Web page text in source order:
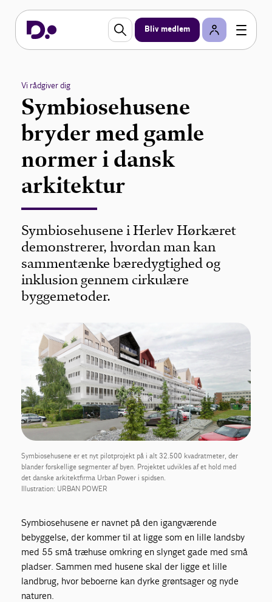
Bliv medlem
Vi rådgiver dig
Symbiosehusene
bryder med gamle
normer i dansk
arkitektur
Symbiosehusene i Herlev Hørkæret
demonstrerer, hvordan man kan
sammentænke bæredygtighed og
inklusion gennem cirkulære
byggemetoder.
Symbiosehusene er et nyt pilotprojekt på i alt 32.500 kvadratmeter, der
blander forskellige segmenter af byen. Projektet udvikles af et hold med
det danske arkitektfirma Urban Power i spidsen.
Illustration: URBAN POWER
Symbiosehusene er navnet på den igangværende
bebyggelse, der kommer til at ligge som en lille landsby
med 55 små træhuse omkring en slynget gade med små
pladser. Sammen med husene skal der ligge et lille
landbrug, hvor beboerne kan dyrke grøntsager og nyde
naturen.